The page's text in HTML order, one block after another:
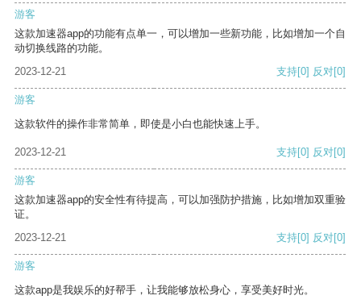
游客
这款加速器app的功能有点单一，可以增加一些新功能，比如增加一个自
动切换线路的功能。
2023-12-21
支持[0] 反对[0]
游客
这款软件的操作非常简单，即使是小白也能快速上手。
2023-12-21 支持[0] 反对[0]
游客
这款加速器app的安全性有待提高，可以加强防护措施，比如增加双重验
证。
2023-12-21
支持[0] 反对[0]
游客
这款app是我娱乐的好帮手，让我能够放松身心，享受美好时光。